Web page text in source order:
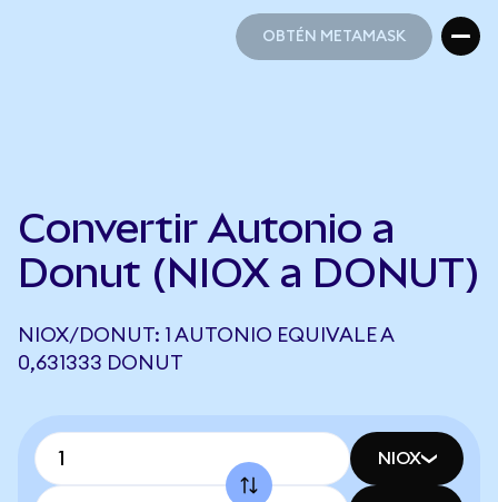
OBTÉN METAMASK
Convertir Autonio a
Donut (NIOX a DONUT)
NIOX/DONUT: 1 AUTONIO EQUIVALE A
0,631333 DONUT
NIOX